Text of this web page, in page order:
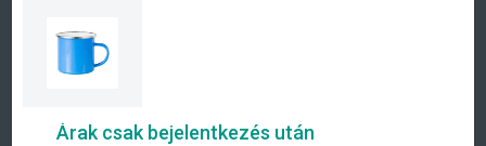
Árak csak bejelentkezés után